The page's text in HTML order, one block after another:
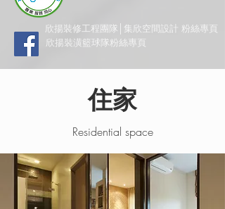
欣揚裝修工程團隊│集欣空間設計 粉絲專頁
欣揚裝潢籃球隊粉絲專頁
住家
Residential space